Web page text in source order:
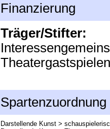
Finanzierung
Träger/Stifter:
Spartenzuordnung
Darstellende Kunst >